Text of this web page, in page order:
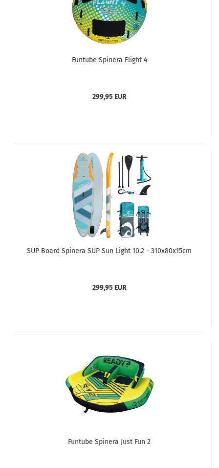
Funtube Spinera Flight 4
299,95 EUR
SUP Board Spinera SUP Sun Light 10.2 - 310x80x15cm
299,95 EUR
Funtube Spinera Just Fun 2